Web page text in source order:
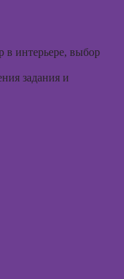
в интерьере, выбор
задания и